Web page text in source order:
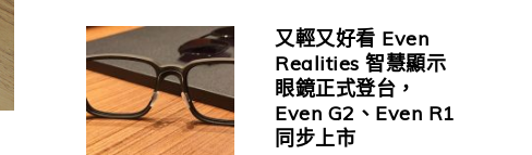
又輕又好看 Even
Realities 智慧顯示
眼鏡正式登台，
Even G2、Even R1
同步上市